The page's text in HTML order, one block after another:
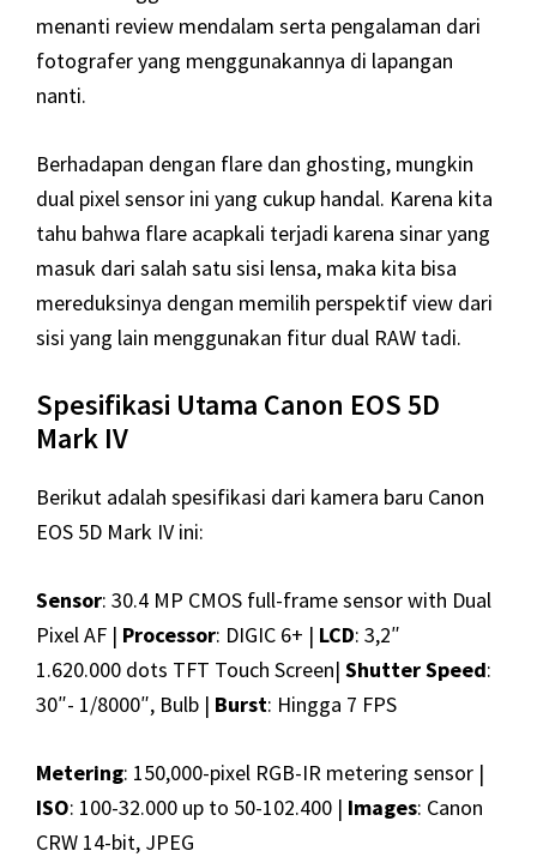
menanti review mendalam serta pengalaman dari
fotografer yang menggunakannya di lapangan
nanti.
Berhadapan dengan flare dan ghosting, mungkin
dual pixel sensor ini yang cukup handal. Karena kita
tahu bahwa flare acapkali terjadi karena sinar yang
masuk dari salah satu sisi lensa, maka kita bisa
mereduksinya dengan memilih perspektif view dari
sisi yang lain menggunakan fitur dual RAW tadi.
Spesifikasi Utama Canon EOS 5D
Mark IV
Berikut adalah spesifikasi dari kamera baru Canon
EOS 5D Mark IV ini:
Sensor: 30.4 MP CMOS full-frame sensor with Dual
Pixel AF | Processor: DIGIC 6+ | LCD: 3,2″
1.620.000 dots TFT Touch Screen| Shutter Speed:
30″- 1/8000″, Bulb | Burst: Hingga 7 FPS
Metering: 150,000-pixel RGB-IR metering sensor |
ISO: 100-32.000 up to 50-102.400 | Images: Canon
CRW 14-bit, JPEG